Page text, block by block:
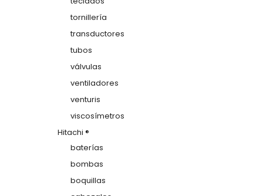
tornillería
transductores
tubos
válvulas
ventiladores
venturis
viscosímetros
Hitachi ®
baterías
bombas
boquillas